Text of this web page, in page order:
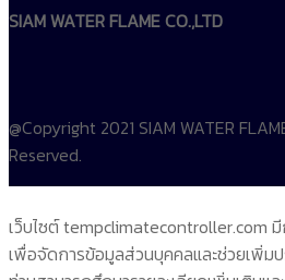
SIAM WATER FLAME CO.,LTD
@Copyright 2021 SIAM WATER
Reserved.
เว็บไซต์ tempclimatecontroller.com
เพื่อจัดการข้อมูลส่วนบุคคลและช่วยเพิ่ม